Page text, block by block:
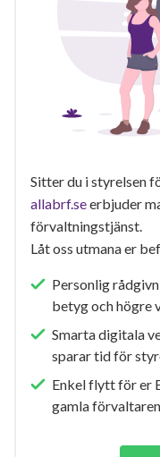
Sitter du i styrelsen
allabrf.seerbjuder
förvaltningstjänst.
Låt oss utmana er
Personlig
betyg och högre
Smarta digitala
sparar tid för
Enkel flytt för er
gamla förvaltaren